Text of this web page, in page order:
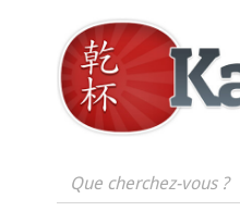
Que cherchez-vous ?